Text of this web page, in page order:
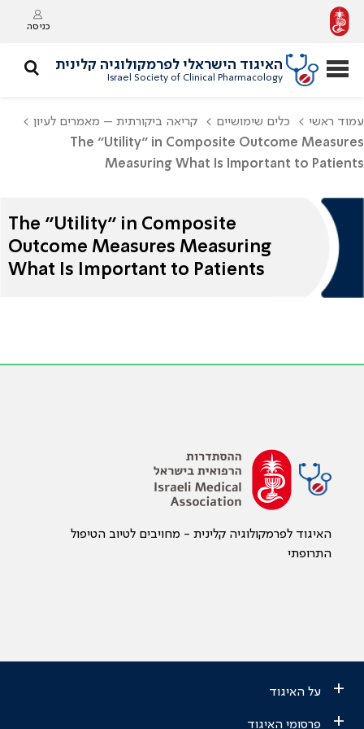
כניסה
האיגוד הישראלי לפרמקולוגיה קלינית
Israel Society of Clinical Pharmacology
עמוד ראשי כלים שימושיים
קריאה ביקורתית – מאמרים לעיון
The “Utility” in Composite Outcome Measures
Measuring What Is Important to Patients
The “Utility” in Composite
Outcome Measures Measuring
What Is Important to Patients
האיגוד לפרמקולוגיה קלינית - מחויבים לטיוב הטיפול
התרופתי
+ על האיגוד
+ פרסומי האיגוד